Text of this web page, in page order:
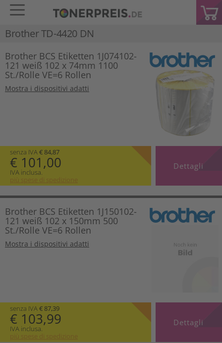
Brother TD-4420 DN
Brother BCS Etiketten 1J074102-
121 weiß 102 x 74mm 1100
St./Rolle VE=6 Rollen
Mostra i dispositivi adatti
senza IVA€ 84,87
€ 101,00
IVA inclusa.
più spese di spedizione
Dettagli
Brother BCS Etiketten 1J150102-
121 weiß 102 x 150mm 500
St./Rolle VE=6 Rollen
Mostra i dispositivi adatti
senza IVA€ 87,39
€ 103,99
IVA inclusa.
più spese di spedizione
Dettagli